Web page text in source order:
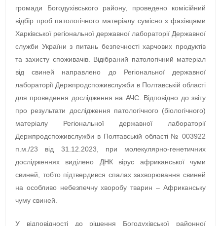
громади Богодухівського району, проведено комісійний
відбір проб патологічного матеріалу сумісно з фахівцями
Харківської регіональної державної лабораторії Державної
служби України з питань безпечності харчових продуктів
та захисту споживачів. Відібраний патологічний матеріал
від свиней направлено до Регіональної державної
лабораторії Держпродспоживслужби в Полтавській області
для проведення дослідження на АЧС. Відповідно до звіту
про результати дослідження патологічного (біологічного)
матеріалу Регіональної державної лабораторії
Держпродспоживслужби в Полтавській області № 003922
п.м./23 від 31.12.2023, при молекулярно-генетичних
дослідженнях виділено ДНК вірус африканської чуми
свиней, тобто підтвердився спалах захворювання свиней
на особливо небезпечну хворобу тварин – Африканську
чуму свиней.
У відповідності до рішення Богодухівської районної